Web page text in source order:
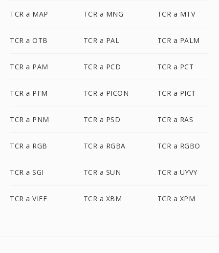
TCR a MAP TCR a MNG TCR a MTV
TCR a OTB TCR a PAL TCR a PALM
TCR a PAM TCR a PCD TCR a PCT
TCR a PFM TCR a PICON TCR a PICT
TCR a PNM TCR a PSD TCR a RAS
TCR a RGB TCR a RGBA TCR a RGBO
TCR a SGI TCR a SUN TCR a UYVY
TCR a VIFF TCR a XBM TCR a XPM